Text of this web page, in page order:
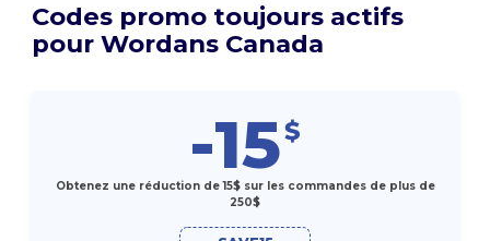
Codes promo toujours actifs
pour Wordans Canada
-15$
Obtenez une réduction de 15$ sur les commandes de plus de
250$